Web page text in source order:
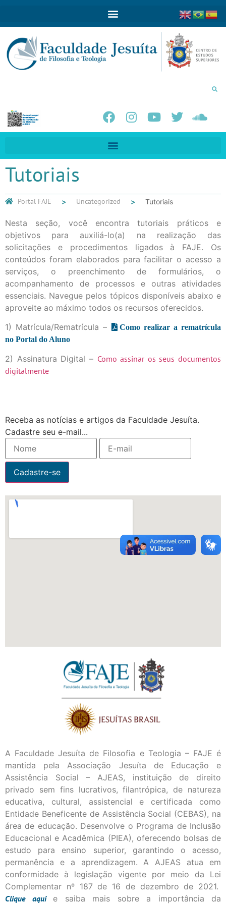
Tutoriais
Portal FAJE Uncategorized Tutoriais
Nesta seção, você encontra tutoriais práticos e
objetivos para auxiliá-lo(a) na realização das
solicitações e procedimentos ligados à FAJE. Os
conteúdos foram elaborados para facilitar o acesso a
serviços, o preenchimento de formulários, o
acompanhamento de processos e outras atividades
essenciais. Navegue pelos tópicos disponíveis abaixo e
aproveite ao máximo todos os recursos oferecidos.
1) Matrícula/Rematrícula –
Como realizar a rematrícula
no Portal do Aluno
2) Assinatura Digital – Como assinar os seus documentos
digitalmente
Receba as notícias e artigos da Faculdade Jesuíta.
Cadastre seu e-mail...
A Faculdade Jesuíta de Filosofia e Teologia – FAJE é
mantida pela Associação Jesuíta de Educação e
Assistência Social – AJEAS, instituição de direito
privado sem fins lucrativos, filantrópica, de natureza
educativa, cultural, assistencial e certificada como
Entidade Beneficente de Assistência Social (CEBAS), na
área de educação. Desenvolve o Programa de Inclusão
Educacional e Acadêmica (PIEA), oferecendo bolsas de
estudo para ensino superior, garantindo o acesso,
permanência e a aprendizagem. A AJEAS atua em
conformidade à legislação vigente por meio da Lei
Complementar nº 187 de 16 de dezembro de 2021.
Cliqueaqui e saiba mais sobre a importância da